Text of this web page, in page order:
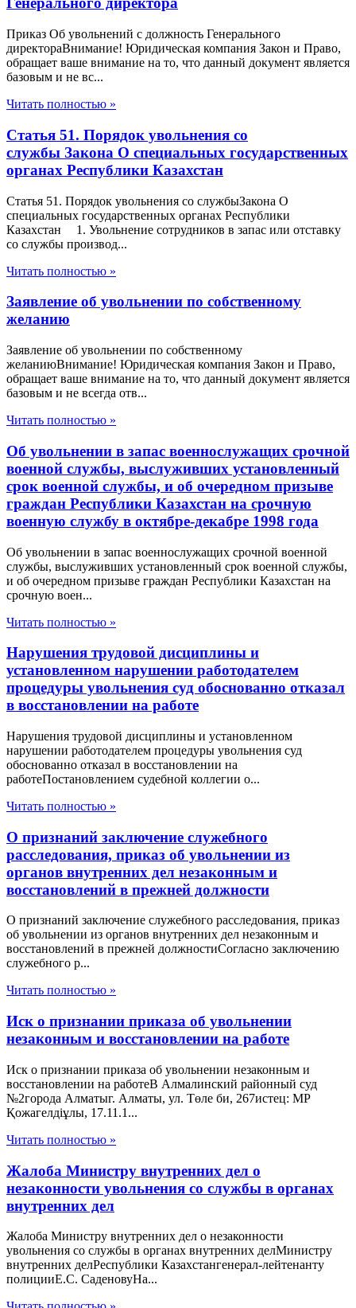
Приказ Об увольнений с должность Генерального
директораВнимание! Юридическая компания Закон и Право,
обращает ваше внимание на то, что данный документ является
базовым и не вс...
Читать полностью »
Статья 51. Порядок увольнения со
службы Закона О специальных государственных
органах Республики Казахстан
Статья 51. Порядок увольнения со службыЗакона О
специальных государственных органах Республики
Казахстан 1. Увольнение сотрудников в запас или отставку
со службы производ...
Читать полностью »
Заявление об увольнении по собственному
желанию
Заявление об увольнении по собственному
желаниюВнимание! Юридическая компания Закон и Право,
обращает ваше внимание на то, что данный документ является
базовым и не всегда отв...
Читать полностью »
Об увольнении в запас военнослужащих срочной
военной службы, выслуживших установленный
срок военной службы, и об очередном призыве
граждан Республики Казахстан на срочную
военную службу в октябре-декабре 1998 года
Об увольнении в запас военнослужащих срочной военной
службы, выслуживших установленный срок военной службы,
и об очередном призыве граждан Республики Казахстан на
срочную воен...
Читать полностью »
Нарушения трудовой дисциплины и
установленном нарушении работодателем
процедуры увольнения суд обоснованно отказал
в восстановлении на работе
Нарушения трудовой дисциплины и установленном
нарушении работодателем процедуры увольнения суд
обоснованно отказал в восстановлении на
работеПостановлением судебной коллегии о...
Читать полностью »
О признаний заключение служебного
расследования, приказ об увольнении из
органов внутренних дел незаконным и
восстановлений в прежней должности
О признаний заключение служебного расследования, приказ
об увольнении из органов внутренних дел незаконным и
восстановлений в прежней должностиСогласно заключению
служебного р...
Читать полностью »
Иск о признании приказа об увольнении
незаконным и восстановлении на работе
Иск о признании приказа об увольнении незаконным и
восстановлении на работеВ Алмалинский районный суд
№2города Алматыг. Алматы, ул. Төле би, 267истец: МР
Қожагелдіұлы, 17.11.1...
Читать полностью »
Жалоба Министру внутренних дел о
незаконности увольнения со службы в органах
внутренних дел
Жалоба Министру внутренних дел о незаконности
увольнения со службы в органах внутренних делМинистру
внутренних делРеспублики Казахстангенерал-лейтенанту
полицииЕ.С. СаденовуНа...